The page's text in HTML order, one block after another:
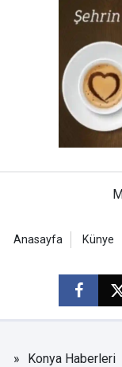
Anasayfa Künye
Konya Haberleri